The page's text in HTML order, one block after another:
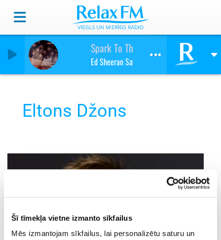
Šī tīmekļa vietne izmanto sīkfailus
Mēs izmantojam sīkfailus, lai personalizētu saturu un
Spark To The Moon & Back
Ed Sheeran Savage Garden
Eltons Džons